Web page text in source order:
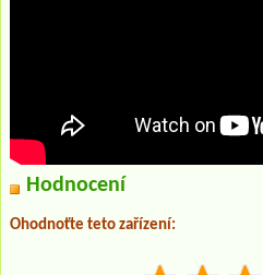
Hodnocení
Ohodnoťte teto zařízení: